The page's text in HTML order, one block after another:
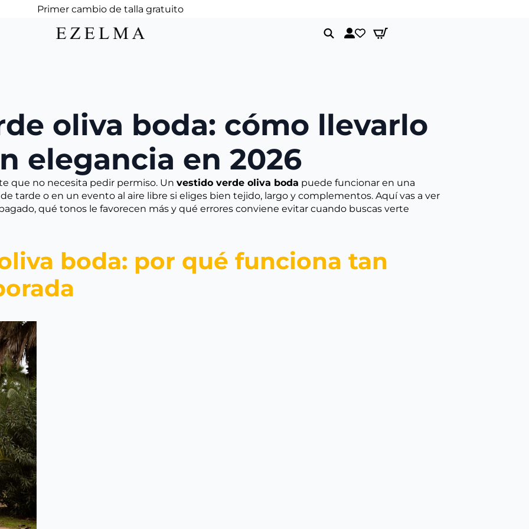
Primer cambio de talla gratuito
oliva boda: cómo llevarlo
elegancia en 2026
que no necesita pedir permiso. Un vestido verde oliva boda puede funcionar en una
tarde o en un evento al aire libre si eliges bien tejido, largo y complementos. Aquí vas a ver
qué tonos le favorecen más y qué errores conviene evitar cuando buscas verte
boda: por qué funciona tan